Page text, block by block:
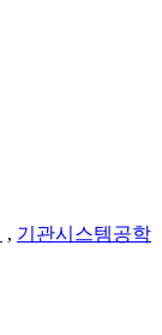
, 기관시스템공학